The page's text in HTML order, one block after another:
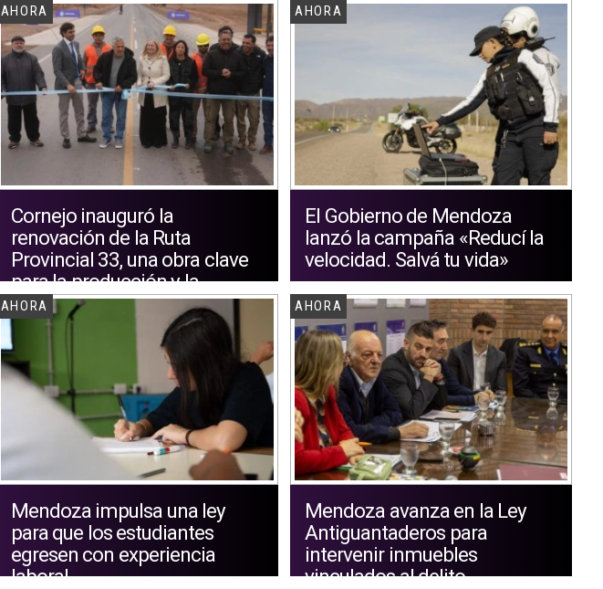
AHORA
El Gobierno de Mendoza
lanzó la campaña «Reducí la
velocidad. Salvá tu vida»
AHORA
Cornejo inauguró la
renovación de la Ruta
Provincial 33, una obra clave
para la producción y la
logística de Mendoza
AHORA
Mendoza avanza en la Ley
Antiguantaderos para
intervenir inmuebles
vinculados al delito
AHORA
Mendoza impulsa una ley
para que los estudiantes
egresen con experiencia
laboral